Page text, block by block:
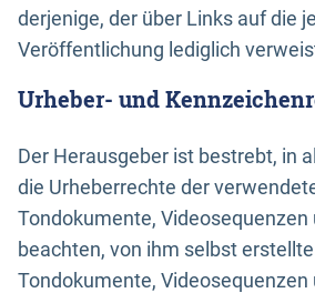
derjenige, der über Links auf die
Veröffentlichung lediglich
Urheber- und
Der Herausgeber ist bestrebt, in
die Urheberrechte der
Tondokumente, Videosequenzen
beachten, von ihm selbst
Tondokumente, Videosequenzen